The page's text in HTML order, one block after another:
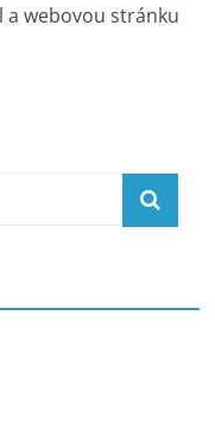
a webovou stránku